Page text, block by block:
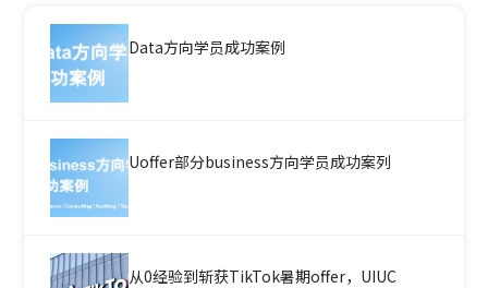
Data方向学员成功案例
Uoffer部分business方向学员成功案列
从0经验到斩获TikTok暑期offer，UIUC